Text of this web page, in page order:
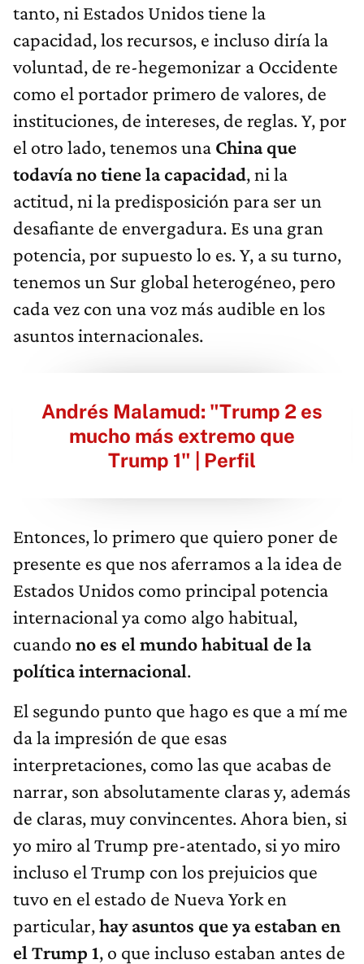
tanto, ni Estados Unidos tiene la
capacidad, los recursos, e incluso diría la
voluntad, de re-hegemonizar a Occidente
como el portador primero de valores, de
instituciones, de intereses, de reglas. Y, por
el otro lado, tenemos una China que
todavía no tiene la capacidad, ni la
actitud, ni la predisposición para ser un
desafiante de envergadura. Es una gran
potencia, por supuesto lo es. Y, a su turno,
tenemos un Sur global heterogéneo, pero
cada vez con una voz más audible en los
asuntos internacionales.
Andrés Malamud: "Trump 2 es
mucho más extremo que
Trump 1" | Perfil
Entonces, lo primero que quiero poner de
presente es que nos aferramos a la idea de
Estados Unidos como principal potencia
internacional ya como algo habitual,
cuando no es el mundo habitual de la
política internacional.
El segundo punto que hago es que a mí me
da la impresión de que esas
interpretaciones, como las que acabas de
narrar, son absolutamente claras y, además
de claras, muy convincentes. Ahora bien, si
yo miro al Trump pre-atentado, si yo miro
incluso el Trump con los prejuicios que
tuvo en el estado de Nueva York en
particular,hay asuntos que ya estaban en
el Trump 1, o que incluso estaban antes de